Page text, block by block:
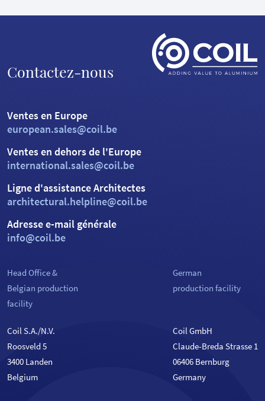
Contactez-nous
Ventes en Europe
european.sales@coil.be
Ventes en dehors de l'Europe
international.sales@coil.be
Ligne d'assistance Architectes
architectural.helpline@coil.be
Adresse e-mail générale
info@coil.be
Head Office &
Belgian production
facility
Coil S.A./N.V.
Roosveld 5
3400 Landen
Belgium
German
production facility
Coil GmbH
Claude-Breda Strasse 1
06406 Bernburg
Germany